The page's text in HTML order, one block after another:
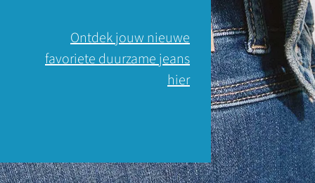
Ontdek jouw nieuwe
favoriete duurzame jeans
hier